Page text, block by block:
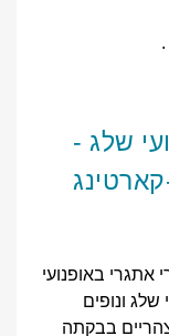
שלג -
באופנועי
שלג ונופים
בבקתה